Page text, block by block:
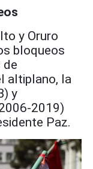
y Oruro
bloqueos
de
altiplano, la
y
2019)
Paz.